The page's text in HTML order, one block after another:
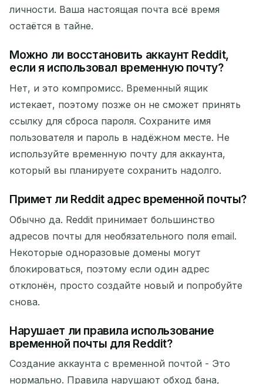
личности. Ваша настоящая почта всё время
остаётся в тайне.
Можно ли восстановить аккаунт Reddit,
если я использовал временную почту?
Нет, и это компромисс. Временный ящик
истекает, поэтому позже он не сможет принять
ссылку для сброса пароля. Сохраните имя
пользователя и пароль в надёжном месте. Не
используйте временную почту для аккаунта,
который вы планируете сохранить надолго.
Примет ли Reddit адрес временной почты?
Обычно да. Reddit принимает большинство
адресов почты для необязательного поля email.
Некоторые одноразовые домены могут
блокироваться, поэтому если один адрес
отклонён, просто создайте новый и попробуйте
снова.
Нарушает ли правила использование
временной почты для Reddit?
Создание аккаунта с временной почтой - Это
нормально. Правила нарушают обход бана,